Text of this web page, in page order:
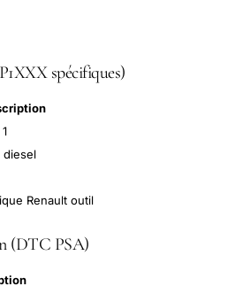
spécifiques)
diesel
Renault outil
(DTC PSA)